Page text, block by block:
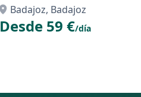
Badajoz, Badajoz
Desde 59 €/día